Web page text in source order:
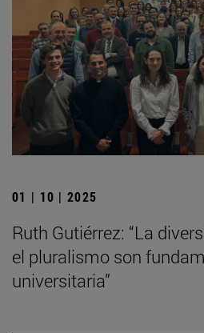
01 | 10 | 2025
Ruth Gutiérrez: “La
el pluralismo son
universitaria”